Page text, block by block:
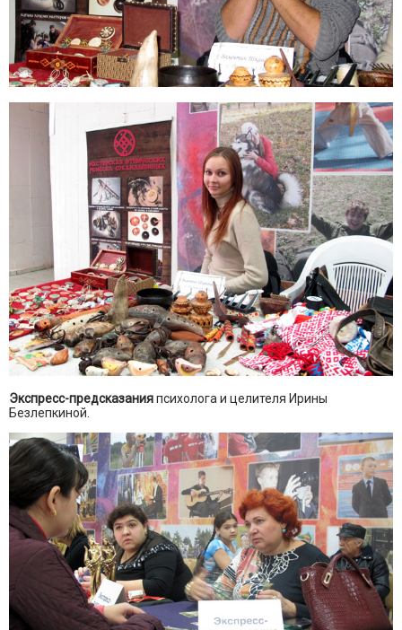
Экспресс-предсказанияпсихолога и целителя Ирины
Безлепкиной.